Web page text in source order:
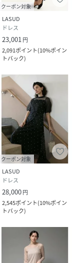
クーポン対象
LASUD
ドレス
23,001円
2,091ポイント(10%ポイン
トバック)
クーポン対象
LASUD
ドレス
28,000円
2,545ポイント(10%ポイン
トバック)